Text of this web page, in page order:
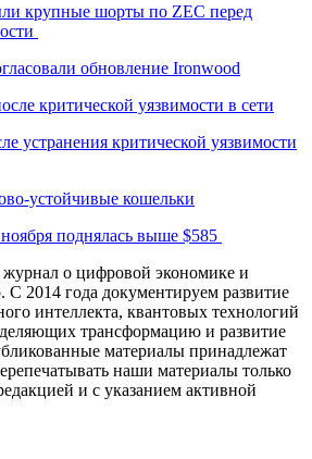
крупные шорты по ZEC перед
обновление Ironwood
критической уязвимости в сети
устранения критической уязвимости
устойчивые кошельки
поднялась выше $585
о цифровой экономике и
С 2014 года документируем развитие
интеллекта, квантовых технологий
трансформацию и развитие
материалы принадлежат
наши материалы только
и с указанием активной